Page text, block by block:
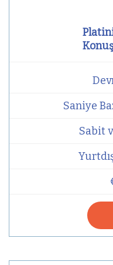
Saniye
Sabit